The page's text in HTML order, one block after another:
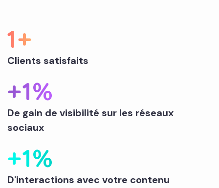
1+
Clients satisfaits
+1%
De gain de visibilité sur les réseaux
sociaux
+1%
D'interactions avec votre contenu